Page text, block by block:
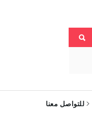
للتواصل معنا